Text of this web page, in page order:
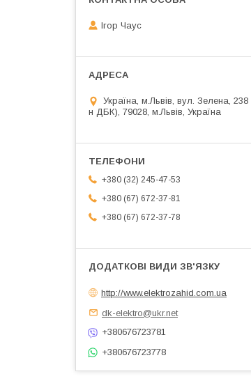
Ігор Чаус
Україна, м.Львів, вул. Зелена, 238
н ДБК), 79028, м.Львів, Україна
+380 (32) 245-47-53
+380 (67) 672-37-81
+380 (67) 672-37-78
http://www.elektrozahid.com.ua
dk-elektro@ukr.net
+380676723781
+380676723778